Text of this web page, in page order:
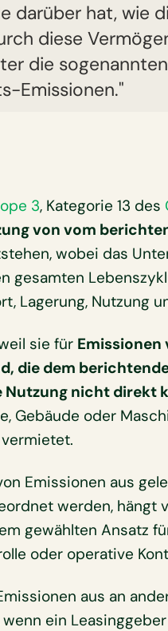
darüber hat, wie
diese
die sogenannten
Emissionen."
3, Kategorie 13 des
von vom
wobei das
gesamten
Lagerung, Nutzung
sie für
die dem
Nutzung nicht direkt
Gebäude oder
Emissionen aus
werden,
gewählten Ansatz
oder operative
aus an
ein